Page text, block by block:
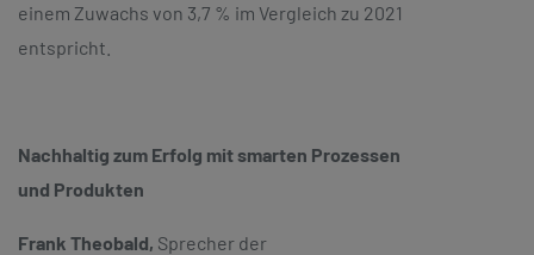
einem Zuwachs von 3,7 % im Vergleich zu 2021
entspricht.
Nachhaltig zum Erfolg mit smarten Prozessen
und Produkten
Frank Theobald, Sprecher der